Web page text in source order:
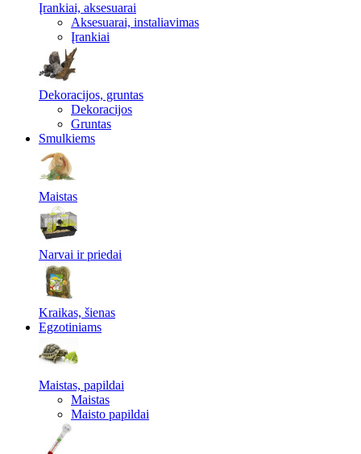
Įrankiai, aksesuarai
Aksesuarai, instaliavimas
Įrankiai
Dekoracijos, gruntas
Dekoracijos
Gruntas
Smulkiems
Maistas
Narvai ir priedai
Kraikas, šienas
Egzotiniams
Maistas, papildai
Maistas
Maisto papildai